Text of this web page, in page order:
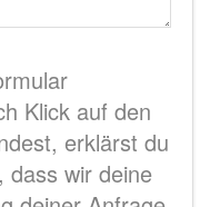
Klick auf den
erklärst du
dass wir deine